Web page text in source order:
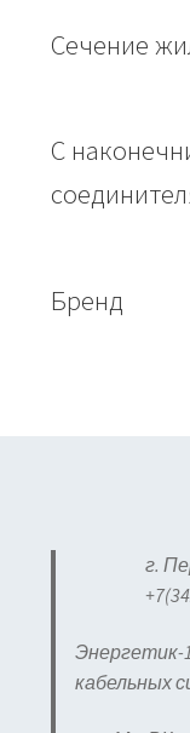
Сечение
С
Бренд
г.
Энергетик-
кабельных